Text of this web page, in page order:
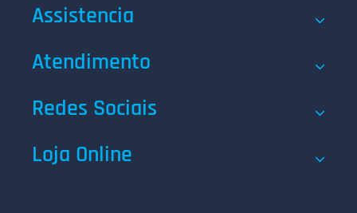
Assistencia
Atendimento
Redes Sociais
Loja Online